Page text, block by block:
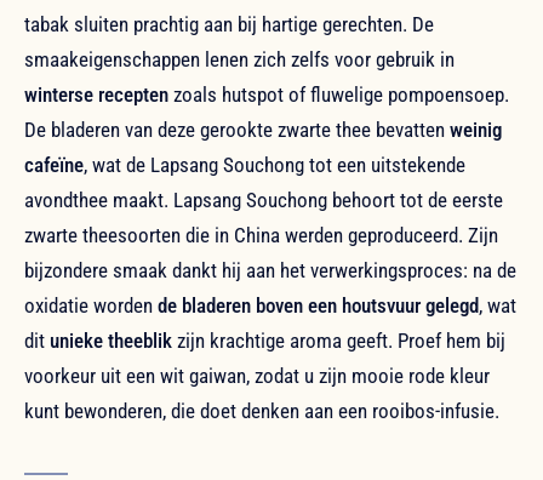
tabak sluiten prachtig aan bij hartige gerechten. De
smaakeigenschappen lenen zich zelfs voor gebruik in
winterse recepten zoals hutspot of fluwelige pompoensoep.
De bladeren van deze gerookte zwarte thee bevatten weinig
cafeïne, wat de Lapsang Souchong tot een uitstekende
avondthee maakt. Lapsang Souchong behoort tot de eerste
zwarte theesoorten die in China werden geproduceerd. Zijn
bijzondere smaak dankt hij aan het verwerkingsproces: na de
oxidatie worden de bladeren boven een houtsvuur gelegd, wat
dit unieke theeblik zijn krachtige aroma geeft. Proef hem bij
voorkeur uit een wit gaiwan, zodat u zijn mooie rode kleur
kunt bewonderen, die doet denken aan een rooibos-infusie.